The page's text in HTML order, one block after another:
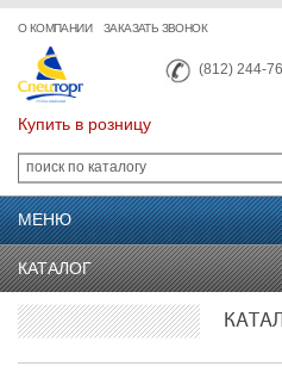
О КОМПАНИИ ЗАКАЗАТЬ ЗВОНОК
(812) 244-
Купить в розницу
МЕНЮ
КАТАЛОГ